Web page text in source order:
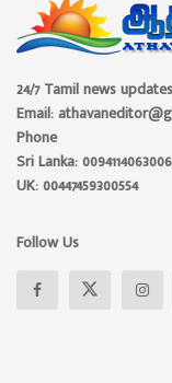
24/7 Tamil news
Email:
Phone
Sri Lanka: 0094114063006
UK: 00447459300554
Follow Us